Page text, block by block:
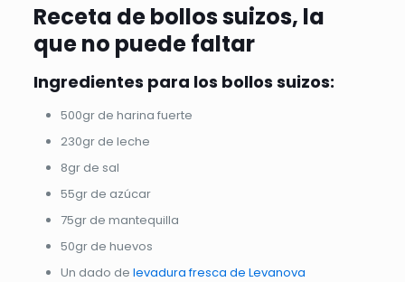
Receta de bollos suizos, la
que no puede faltar
Ingredientes para los bollos suizos:
500gr de harina fuerte
230gr de leche
8gr de sal
55gr de azúcar
75gr de mantequilla
50gr de huevos
Un dado de levadura fresca de Levanova